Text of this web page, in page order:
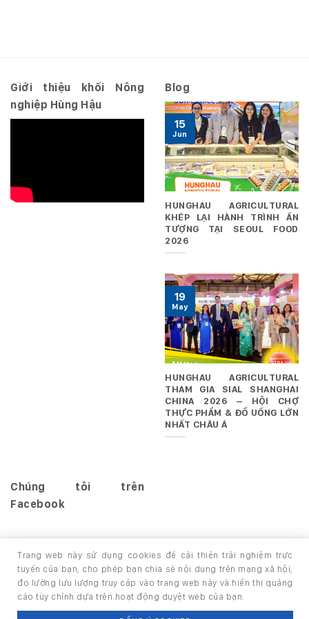
Giới thiệu khối Nông
nghiệp Hùng Hậu
Blog
HUNGHAU AGRICULTURAL
KHÉP LẠI HÀNH TRÌNH ẤN
TƯỢNG TẠI SEOUL FOOD
2026
15
Jun
HUNGHAU AGRICULTURAL
THAM GIA SIAL SHANGHAI
CHINA 2026 – HỘI CHỢ
THỰC PHẨM & ĐỒ UỐNG LỚN
NHẤT CHÂU Á
19
May
Chúng tôi trên
Facebook
TRANG CHỦ GIỚI THIỆU SẢN PHẨM
Copyright 2026 ©thuộc HUNGHAU HOLDINGS. All rights
Trang web này sử dụng cookies để cải thiện trải nghiệm trực
tuyến của bạn, cho phép bạn chia sẻ nội dung trên mạng xã hội,
đo lường lưu lượng truy cập vào trang web này và hiển thị quảng
cáo tùy chỉnh dựa trên hoạt động duyệt web của bạn.